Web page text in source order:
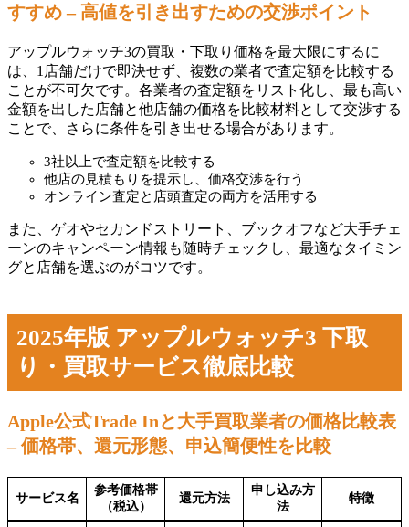
すすめ – 高値を引き出すための交渉ポイント
アップルウォッチ3の買取・下取り価格を最大限にするに
は、1店舗だけで即決せず、複数の業者で査定額を比較する
ことが不可欠です。各業者の査定額をリスト化し、最も高い
金額を出した店舗と他店舗の価格を比較材料として交渉する
ことで、さらに条件を引き出せる場合があります。
3社以上で査定額を比較する
他店の見積もりを提示し、価格交渉を行う
オンライン査定と店頭査定の両方を活用する
また、ゲオやセカンドストリート、ブックオフなど大手チェ
ーンのキャンペーン情報も随時チェックし、最適なタイミン
グと店舗を選ぶのがコツです。
2025年版 アップルウォッチ3 下取
り・買取サービス徹底比較
Apple公式Trade Inと大手買取業者の価格比較表
– 価格帯、還元形態、申込簡便性を比較
サービス名
参考価格帯
（税込）
還元方法
申し込み方
法
特徴